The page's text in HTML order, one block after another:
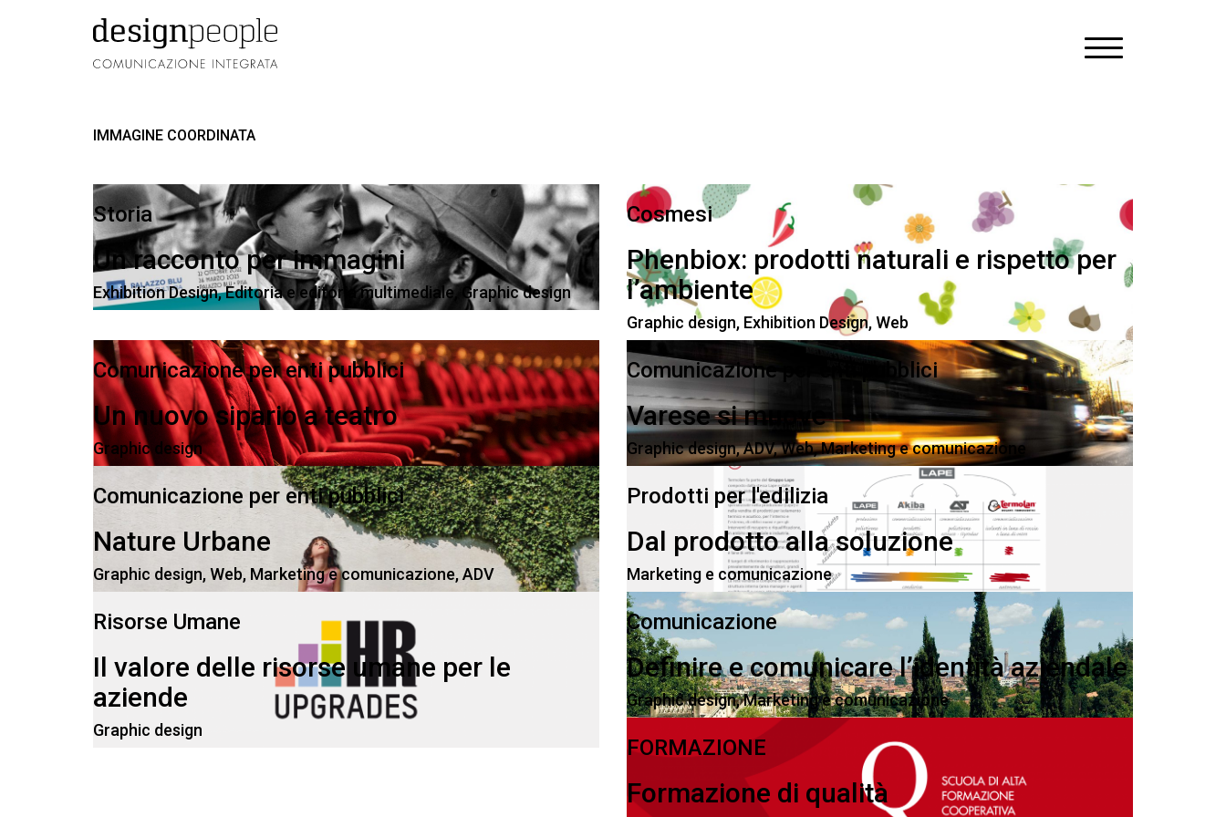
IMMAGINE COORDINATA
Storia
Un racconto per immagini
Exhibition Design,Editoria e editoria multimediale, Graphic design
Cosmesi
Phenbiox: prodotti naturali e rispetto per
l’ambiente
Graphic design, Exhibition Design,Web
Comunicazione per enti pubblici
Un nuovo sipario a teatro
Graphic design
Comunicazione per enti pubblici
Varese si muove
Graphic design,ADV,Web,Marketing e comunicazione
Comunicazione per enti pubblici
Nature Urbane
Graphic design,Web, Marketing e comunicazione,ADV
Prodotti per l'edilizia
Dal prodotto alla soluzione
Marketing e comunicazione
Risorse Umane
Il valore delle risorse umane per le
aziende
Graphic design
Comunicazione
Definire e comunicare l’identità aziendale
Graphic design,Marketing e comunicazione
FORMAZIONE
Formazione di qualità